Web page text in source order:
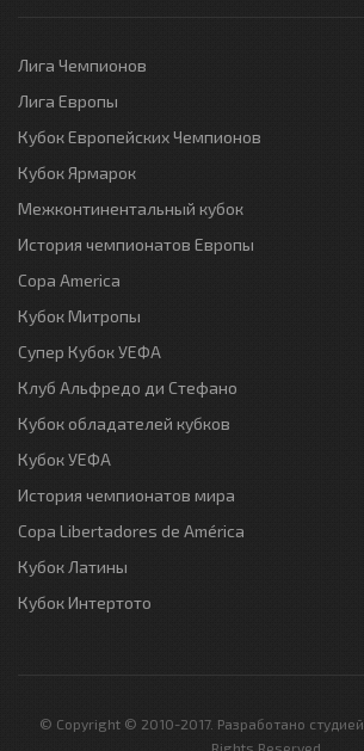
Лига Чемпионов
Лига Европы
Кубок Европейских Чемпионов
Кубок Ярмарок
Межконтинентальный кубок
История чемпионатов Европы
Copa America
Кубок Митропы
Супер Кубок УЕФА
Клуб Альфредо ди Стефано
Кубок обладателей кубков
Кубок УЕФА
История чемпионатов мира
Copa Libertadores de América
Кубок Латины
Кубок Интертото
© Copyright © 2010-2017. Разработано студией
Rights Reserved.